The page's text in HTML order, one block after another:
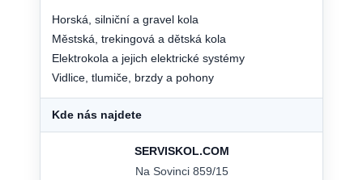
Horská, silniční a gravel kola
Městská, trekingová a dětská kola
Elektrokola a jejich elektrické systémy
Vidlice, tlumiče, brzdy a pohony
Kde nás najdete
SERVISKOL.COM
Na Sovinci 859/15